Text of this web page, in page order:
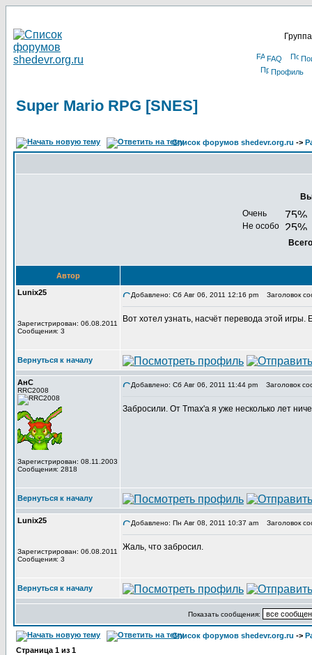
FAQ
Профиль
Super Mario RPG [SNES]
Список форумов shedevr.org.ru ->
Очень
Не особо
Автор
Lunix25
Зарегистрирован: 06.08.2011
Сообщения: 3
Добавлено: Сб Авг 06, 2011 12:16 pm Заголовок
Вот хотел узнать, насчёт перевода этой
Вернуться к началу
АнС
RRC2008
Зарегистрирован: 08.11.2003
Сообщения: 2818
Добавлено: Сб Авг 06, 2011 11:44 pm Заголовок
Забросили. От Tmax'а я уже несколько лет
Вернуться к началу
Lunix25
Зарегистрирован: 06.08.2011
Сообщения: 3
Добавлено: Пн Авг 08, 2011 10:37 am Заголовок
Жаль, что забросил.
Вернуться к началу
Показать сообщения:
Список форумов shedevr.org.ru ->
Страница 1 из 1